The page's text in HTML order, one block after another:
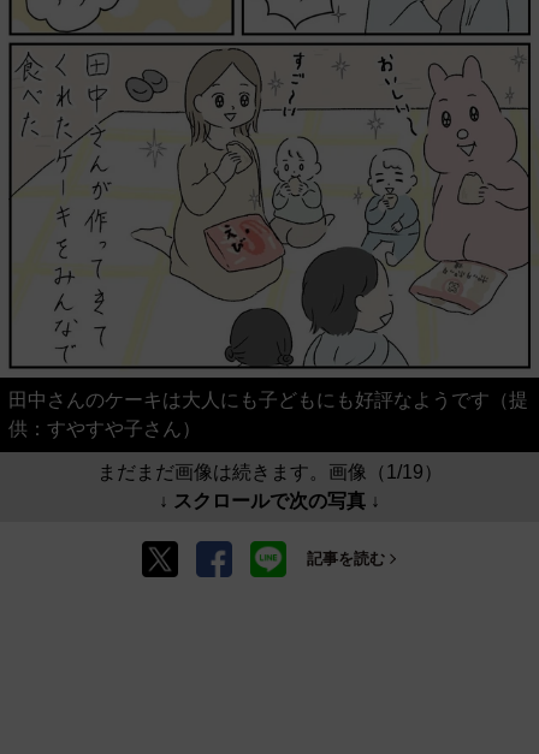
田中さんのケーキは大人にも子どもにも好評なようです（提
供：すやすや子さん）
まだまだ画像は続きます。画像（1/19）
↓ スクロールで次の写真 ↓
記事を読む